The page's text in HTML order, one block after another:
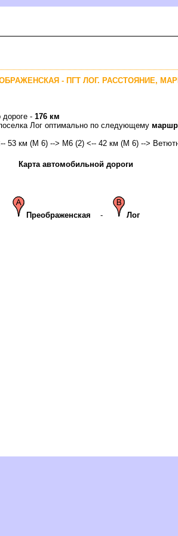
- ПГТ ЛОГ. РАССТОЯНИЕ,
дороге - 176 км
Лог оптимально по следующему
53 км (М 6) --> М6 (2) <-- 42 км (М 6) -->
Карта автомобильной дороги
Преображенская - Ло